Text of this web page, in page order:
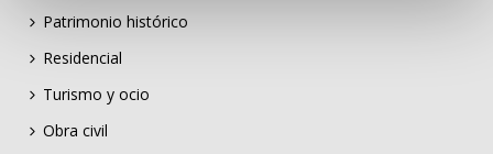
Patrimonio histórico
Residencial
Turismo y ocio
Obra civil